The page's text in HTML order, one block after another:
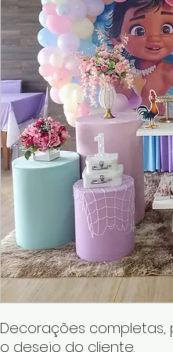
Decorações
o desejo do cliente.